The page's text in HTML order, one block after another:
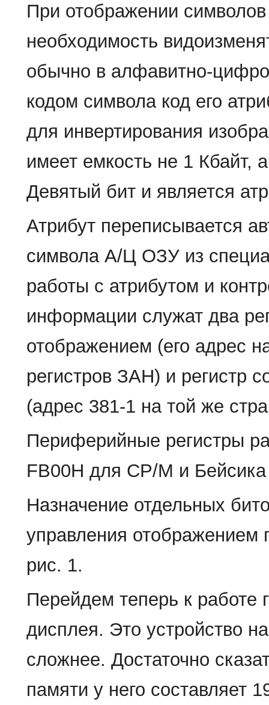
При отображении символов
необходимость
обычно в алфавитно-
кодом символа код его
для инвертирования
имеет емкость не 1 Кбайт,
Девятый бит и является
Атрибут переписывается
символа А/Ц ОЗУ из
работы с атрибутом и
информации служат два
отображением (его адрес
регистров ЗАН) и регистр
(адрес 381-1 на той же
Периферийные регистры
FB00H для СР/М и Бейсика
Назначение отдельных
управления отображением
рис. 1.
Перейдем теперь к работе
дисплея. Это устройство
сложнее. Достаточно
памяти у него составляет